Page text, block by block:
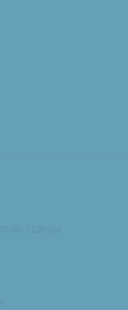
- 12.00 uur.